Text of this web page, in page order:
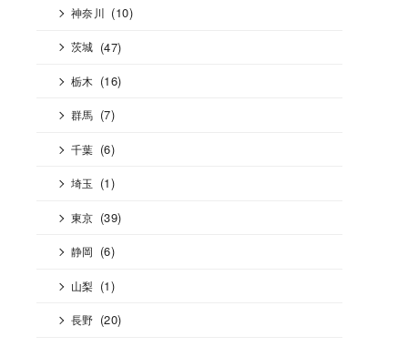
神奈川 (10)
茨城 (47)
栃木 (16)
群馬 (7)
千葉 (6)
埼玉 (1)
東京 (39)
静岡 (6)
山梨 (1)
長野 (20)